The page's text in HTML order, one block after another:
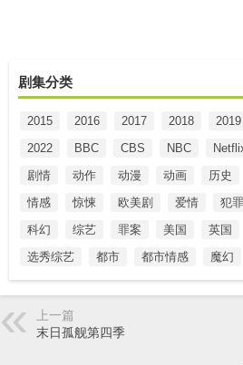
剧集分类
2015 2016 2017 2018 2019
2022
BBC CBS NBC
剧情
动作 动漫 动画 历史
情感
惊悚 欧美剧 爱情 犯罪
科幻
综艺 罪案 美国 英国
选秀综艺
都市 都市情感 魔幻
上一篇
末日孤舰第四季